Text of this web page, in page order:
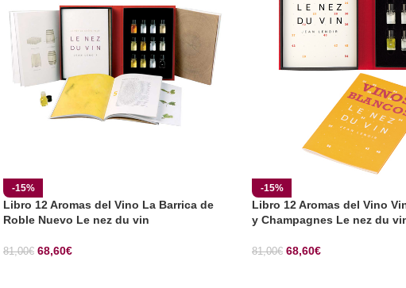
-15%
Libro 12 Aromas del Vino La Barrica de
Roble Nuevo Le nez du vin
81,00€ 68,60€
-15%
Libro 12 Aromas del Vino
y Champagnes Le nez du
81,00€ 68,60€